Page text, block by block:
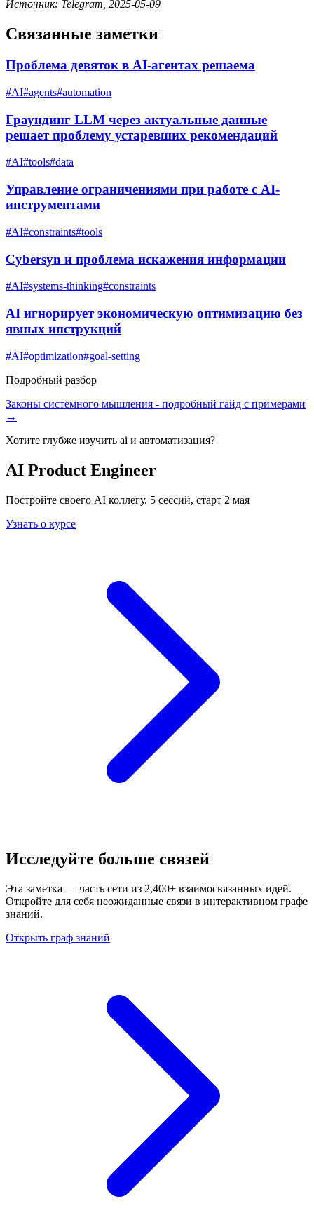
Источник: Telegram, 2025-05-09
Связанные заметки
Проблема девяток в AI-агентах решаема
#AI#agents#automation
Граундинг LLM через актуальные данные
решает проблему устаревших рекомендаций
#AI#tools#data
Управление ограничениями при работе с AI-
инструментами
#AI#constraints#tools
Cybersyn и проблема искажения информации
#AI#systems-thinking#constraints
AI игнорирует экономическую оптимизацию без
явных инструкций
#AI#optimization#goal-setting
Подробный разбор
Законы системного мышления - подробный гайд с примерами
→
Хотите глубже изучить ai и автоматизация?
AI Product Engineer
Постройте своего AI коллегу. 5 сессий, старт 2 мая
Узнать о курсе
Исследуйте больше связей
Эта заметка — часть сети из 2,400+ взаимосвязанных идей.
Откройте для себя неожиданные связи в интерактивном графе
знаний.
Открыть граф знаний